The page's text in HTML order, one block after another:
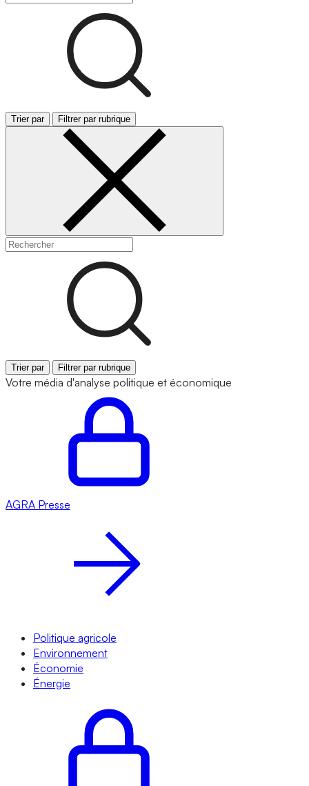
Trier par Filtrer par rubrique
Trier par Filtrer par rubrique
Votre média d'analyse politique et économique
AGRA Presse
Politique agricole
Environnement
Économie
Énergie